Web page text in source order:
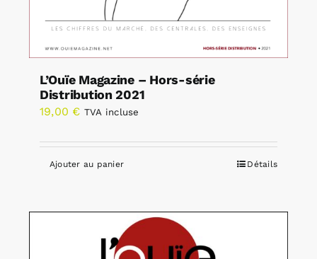
L’Ouïe Magazine – Hors-série
Distribution 2021
19,00 € TVA incluse
Ajouter au panier Détails